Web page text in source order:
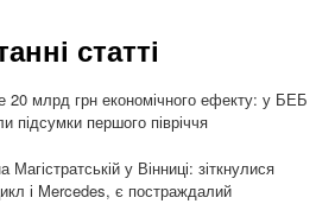
статті
20 млрд грн економічного ефекту: у БЕБ
підсумки першого півріччя
Магістратській у Вінниці: зіткнулися
і Mercedes, є постраждалий